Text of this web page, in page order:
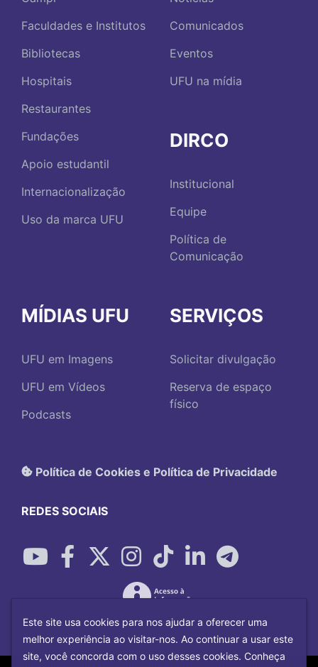
Faculdades e Institutos
Bibliotecas
Hospitais
Restaurantes
Fundações
Apoio estudantil
Internacionalização
Uso da marca UFU
Comunicados
Eventos
UFU na mídia
DIRCO
Institucional
Equipe
Política de
Comunicação
MÍDIAS UFU
UFU em Imagens
UFU em Vídeos
Podcasts
SERVIÇOS
Solicitar divulgação
Reserva de espaço
físico
Política de Cookies e Política de Privacidade
REDES SOCIAIS
Este site usa cookies para nos ajudar a oferecer uma
melhor experiência ao visitar-nos. Ao continuar a usar este
site, você concorda com o uso desses cookies. Conheça